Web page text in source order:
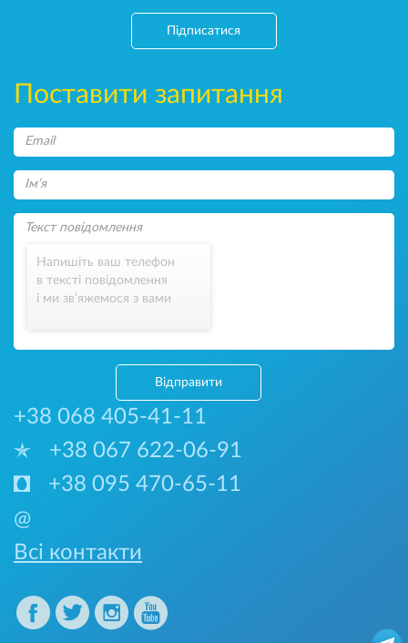
Підписатися
Поставити запитання
Напишіть ваш телефон
в тексті повідомлення
і ми зв’яжемося з вами
Відправити
+38 068 405-41-11
+38 067 622-06-91
+38 095 470-65-11
@
Всі контакти